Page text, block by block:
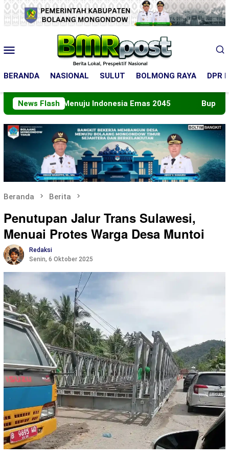
Loncat
ke
konten
Mobile
BERANDA NASIONAL SULUT BOLMONG RAYA DPR
News Flash
Menuju Indonesia Emas 2045 Bupati Boltara
Beranda Berita
Penutupan Jalur Trans Sulawesi,
Menuai Protes Warga Desa Muntoi
Redaksi
Senin, 6 Oktober 2025